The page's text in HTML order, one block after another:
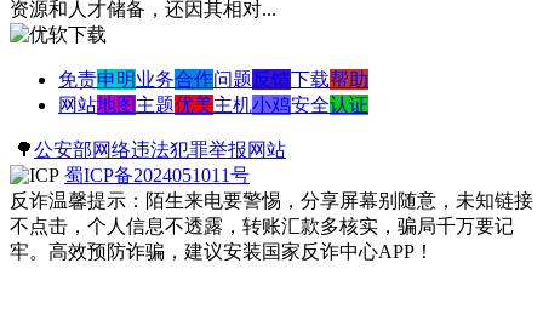
资源和人才储备，还因其相对...
免责申明业务合作问题反馈下载帮助
网站地图 主题优美主机小鸡安全认证
🌳公安部网络违法犯罪举报网站
蜀ICP备2024051011号
反诈温馨提示：陌生来电要警惕，分享屏幕别随意，未知链接
不点击，个人信息不透露，转账汇款多核实，骗局千万要记
牢。高效预防诈骗，建议安装国家反诈中心APP！